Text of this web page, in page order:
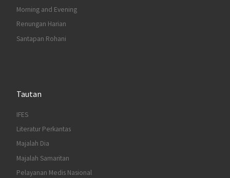
Morning and Evening
Renungan Harian
Santapan Rohani
Tautan
IFES
Literatur Perkantas
Majalah Dia
Majalah Samaritan
Pelayanan Medis Nasional